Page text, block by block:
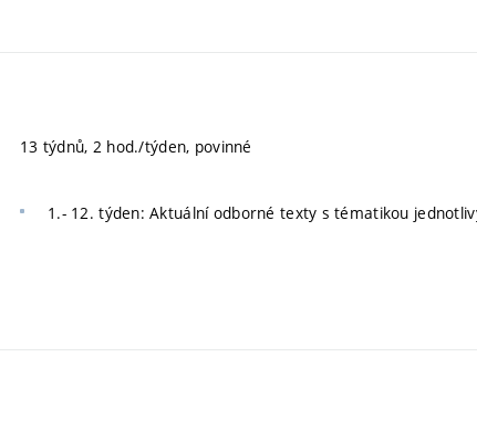
13 týdnů, 2 hod./týden, povinné
1.- 12. týden: Aktuální odborné texty s tématikou